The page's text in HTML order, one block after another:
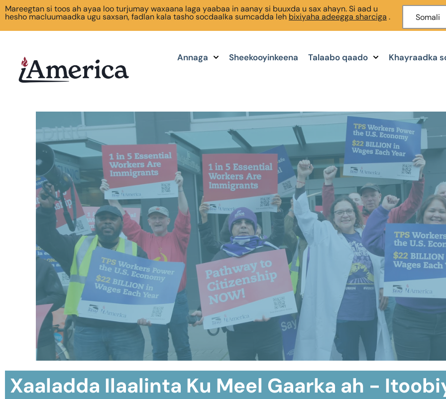
Mareegtan si toos ah ayaa loo turjumay waxaana laga yaabaa in aanay si buuxda u sax ahayn. Si aad u
hesho macluumaadka ugu saxsan, fadlan kala tasho socdaalka sumcadda leh bixiyaha adeegga sharciga . Somali
Annaga Sheekooyinkeena Talaabo qaado Khayraadka
Xaaladda Ilaalinta Ku Meel Gaarka ah -